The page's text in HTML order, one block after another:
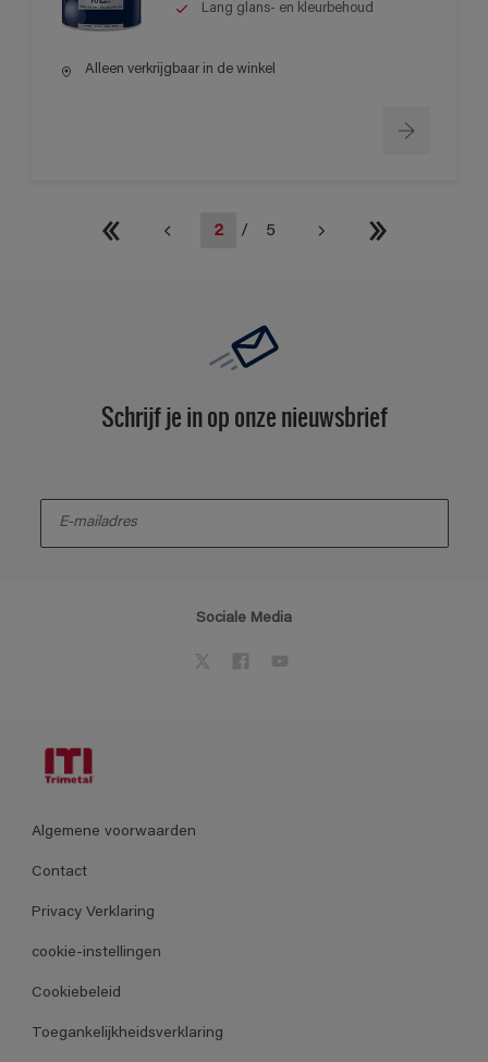
Lang glans- en kleurbehoud
Alleen verkrijgbaar in de winkel
2 / 5
Schrijf je in op onze nieuwsbrief
Sociale Media
Algemene voorwaarden
Contact
Privacy Verklaring
cookie-instellingen
Cookiebeleid
Toegankelijkheidsverklaring